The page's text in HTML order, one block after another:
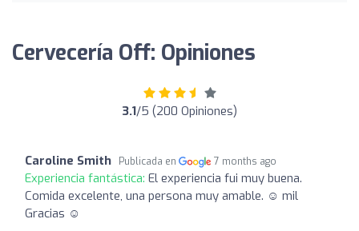
Cervecería Off: Opiniones
3.1/5 (200 Opiniones)
Caroline Smith Publicada en 7 months ago
Experiencia fantástica: El experiencia fui muy buena.
Comida excelente, una persona muy amable. ☺️ mil
Gracias ☺️